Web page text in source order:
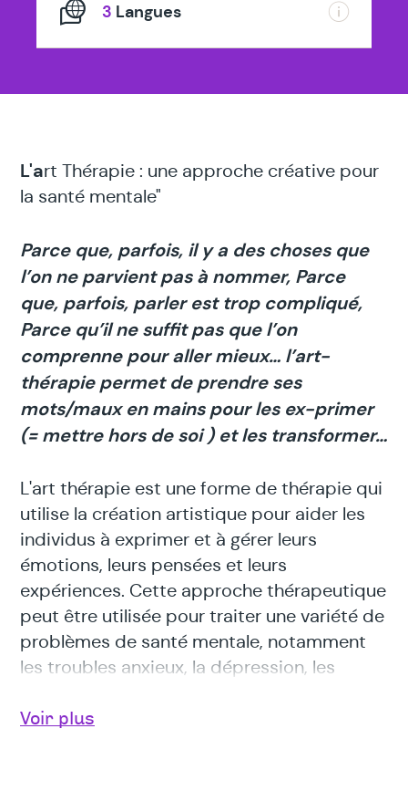
3 Langues
L'art Thérapie : une approche créative pour
la santé mentale"
Parce que, parfois, il y a des choses que
l’on ne parvient pas à nommer, Parce
que, parfois, parler est trop compliqué,
Parce qu’il ne suffit pas que l’on
comprenne pour aller mieux… l’art-
thérapie permet de prendre ses
mots/maux en mains pour les ex-primer
(= mettre hors de soi ) et les transformer…
L'art thérapie est une forme de thérapie qui
utilise la création artistique pour aider les
individus à exprimer et à gérer leurs
émotions, leurs pensées et leurs
expériences. Cette approche thérapeutique
peut être utilisée pour traiter une variété de
problèmes de santé mentale, notamment
les troubles anxieux, la dépression, les
Voir plus